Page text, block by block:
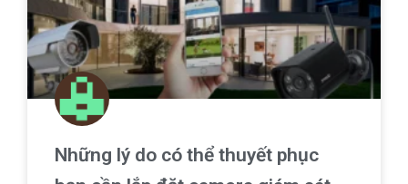
Những lý do có thể thuyết phục